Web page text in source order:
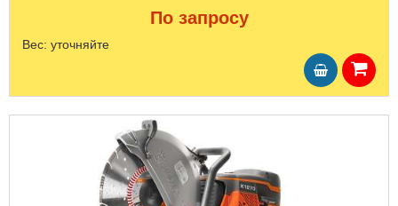
По запросу
Вес: уточняйте